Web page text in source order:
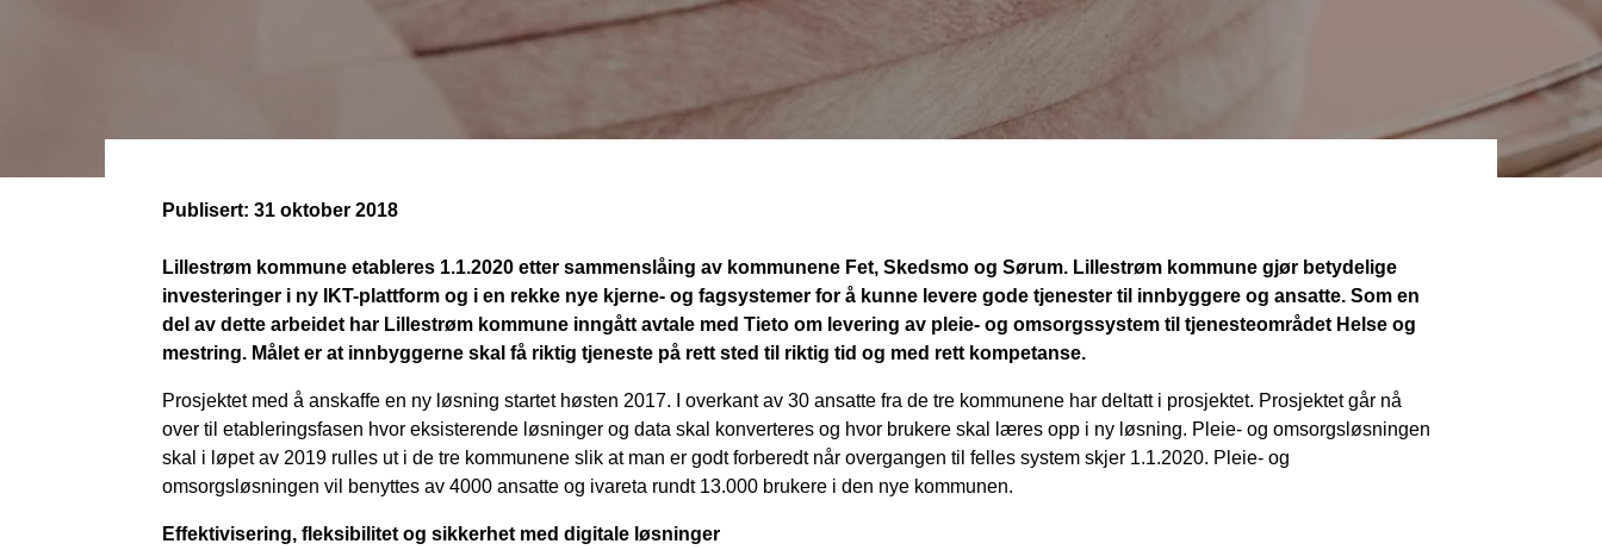
Publisert: 31 oktober 2018
Lillestrøm kommune etableres 1.1.2020 etter sammenslåing av kommunene Fet, Skedsmo og Sørum. Lillestrøm kommune gjør betydelige
investeringer i ny IKT-plattform og i en rekke nye kjerne- og fagsystemer for å kunne levere gode tjenester til innbyggere og ansatte. Som en
del av dette arbeidet har Lillestrøm kommune inngått avtale med Tieto om levering av pleie- og omsorgssystem til tjenesteområdet Helse og
mestring. Målet er at innbyggerne skal få riktig tjeneste på rett sted til riktig tid og med rett kompetanse.
Prosjektet med å anskaffe en ny løsning startet høsten 2017. I overkant av 30 ansatte fra de tre kommunene har deltatt i prosjektet. Prosjektet går nå
over til etableringsfasen hvor eksisterende løsninger og data skal konverteres og hvor brukere skal læres opp i ny løsning. Pleie- og omsorgsløsningen
skal i løpet av 2019 rulles ut i de tre kommunene slik at man er godt forberedt når overgangen til felles system skjer 1.1.2020. Pleie- og
omsorgsløsningen vil benyttes av 4000 ansatte og ivareta rundt 13.000 brukere i den nye kommunen.
Effektivisering, fleksibilitet og sikkerhet med digitale løsninger